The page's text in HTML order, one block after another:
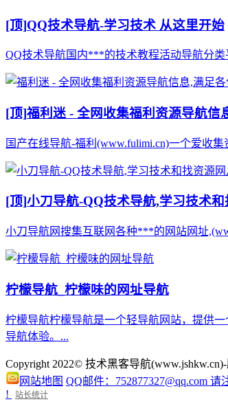
[顶]QQ技术导航-学习技术 从这里开始
QQ技术导航国内***的技术教程活动导航分
[顶]福利迷 - 全网收集福利资源导航信
国产在线导航-福利(www.fulimi.cn)一个爱收集
[顶]小刀导航-QQ技术导航,学习技术和
小刀导航网搜集互联网各种***的网站网址
柠檬导航_柠檬味的网址导航
柠檬导航柠檬导航是一个轻导航网站，提供
导航体验。...
Copyright 2022© 技术黑客导航
网站地图 QQ邮件：752877327@qq.com
!
站长统计